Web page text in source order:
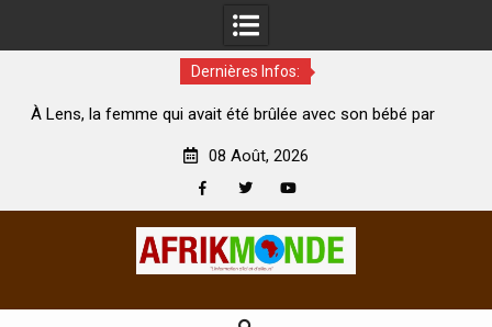
Dernières Infos:
avait été brûlée avec son bébé par
Coopération: Le
08 Août, 2026